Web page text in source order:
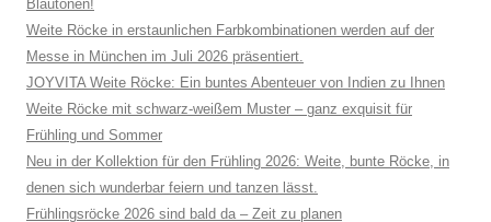
Blautönen!
Weite Röcke in erstaunlichen Farbkombinationen werden auf der
Messe in München im Juli 2026 präsentiert.
JOYVITA Weite Röcke: Ein buntes Abenteuer von Indien zu Ihnen
Weite Röcke mit schwarz-weißem Muster – ganz exquisit für
Frühling und Sommer
Neu in der Kollektion für den Frühling 2026: Weite, bunte Röcke, in
denen sich wunderbar feiern und tanzen lässt.
Frühlingsröcke 2026 sind bald da – Zeit zu planen